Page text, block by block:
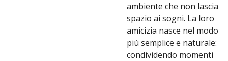
ambiente che non lascia
spazio ai sogni. La loro
amicizia nasce nel modo
più semplice e naturale:
condividendo momenti